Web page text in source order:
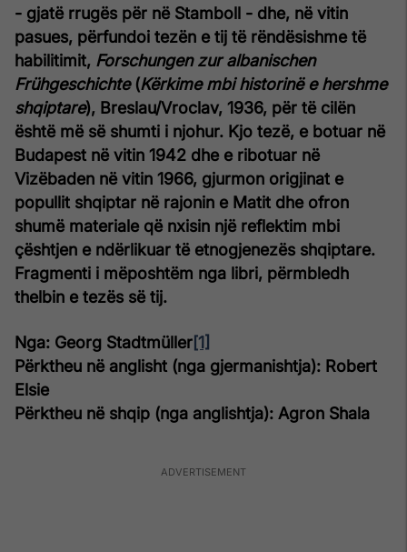
- gjatë rrugës për në Stamboll - dhe, në vitin
pasues, përfundoi tezën e tij të rëndësishme të
habilitimit, Forschungen zur albanischen
Frühgeschichte(Kërkime mbi historinë e hershme
shqiptare), Breslau/Vroclav, 1936, për të cilën
është më së shumti i njohur. Kjo tezë, e botuar në
Budapest në vitin 1942 dhe e ribotuar në
Vizëbaden në vitin 1966, gjurmon origjinat e
popullit shqiptar në rajonin e Matit dhe ofron
shumë materiale që nxisin një reflektim mbi
çështjen e ndërlikuar të etnogjenezës shqiptare.
Fragmenti i mëposhtëm nga libri, përmbledh
thelbin e tezës së tij.
Nga: Georg Stadtmüller[1]
Përktheu në anglisht (nga gjermanishtja): Robert
Elsie
Përktheu në shqip (nga anglishtja): Agron Shala